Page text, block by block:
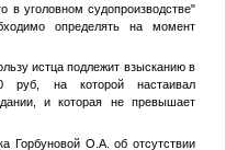
в уголовном судопроизводстве"
определять на момент
истца подлежит взысканию в
руб, на которой настаивал
и которая не превышает
Горбуновой О.А. об отсутствии